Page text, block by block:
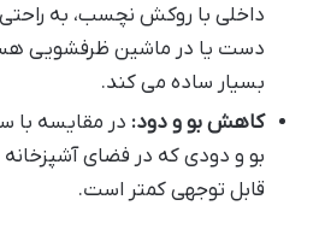
داخلی با روکش نچسب، به
دست یا در ماشین ظرفشویی
بسیار ساده می کند.
کاهش بو و دود: در مقایسه با
بو و دودی که در فضای
قابل توجهی کمتر است.